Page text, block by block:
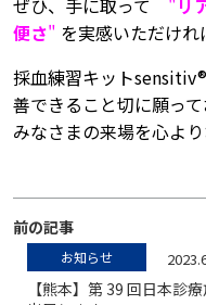
ぜひ、手に取って "リ
便さ" を実感いただけれ
採血練習キット
善できること切に願って
みなさまの来場を心より
前の記事
お知らせ
【熊本】第 39 回日本診